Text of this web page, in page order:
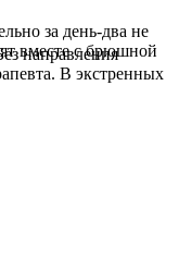
за день-два не
вместе с брюшной
направления
В экстренных